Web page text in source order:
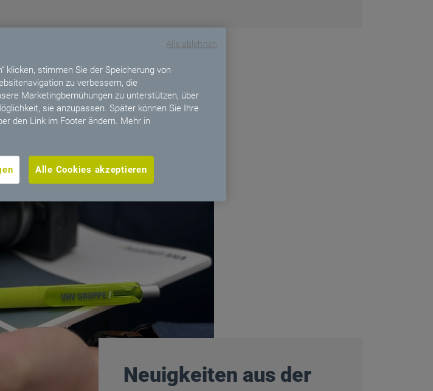
Neuigkeiten aus der
klicken, stimmen Sie der Speicherung von
zu verbessern, die
Marketingbemühungen zu unterstützen, über
sie anzupassen. Später können Sie Ihre
den Link im Footer ändern. Mehr in
Alle Cookies akzeptieren
Alle ablehnen